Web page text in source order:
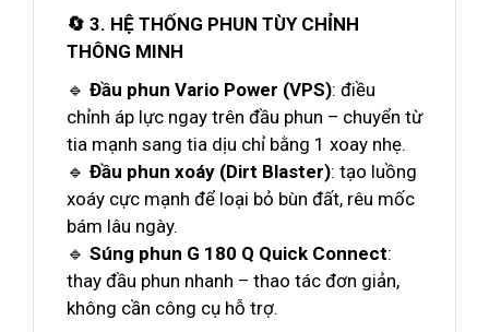
🔄 3. HỆ THỐNG PHUN TÙY CHỈNH
THÔNG MINH
🔹 Đầu phun Vario Power (VPS): điều
chỉnh áp lực ngay trên đầu phun – chuyển từ
tia mạnh sang tia dịu chỉ bằng 1 xoay nhẹ.
🔹 Đầu phun xoáy (Dirt Blaster): tạo luồng
xoáy cực mạnh để loại bỏ bùn đất, rêu mốc
bám lâu ngày.
🔹 Súng phun G 180 Q Quick Connect:
thay đầu phun nhanh – thao tác đơn giản,
không cần công cụ hỗ trợ.